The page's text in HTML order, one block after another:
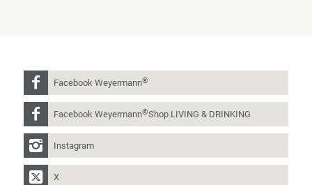
Facebook Weyermann®
Facebook Weyermann®Shop LIVING & DRINKING
Instagram
X